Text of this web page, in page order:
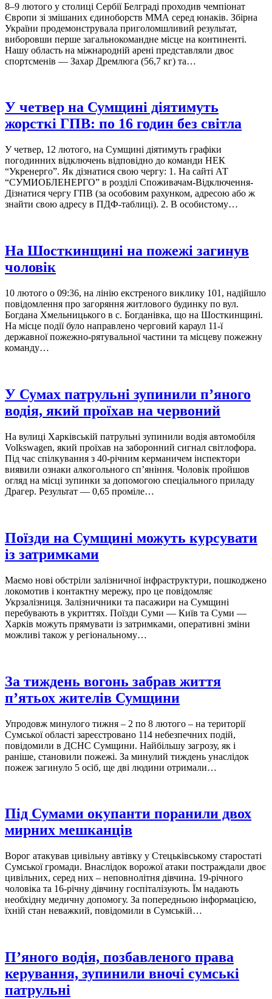
8–9 лютого у столиці Сербії Белграді проходив чемпіонат
Європи зі змішаних єдиноборств ММА серед юнаків. Збірна
України продемонструвала приголомшливий результат,
виборовши перше загальнокомандне місце на континенті.
Нашу область на міжнародній арені представляли двоє
спортсменів — Захар Дремлюга (56,7 кг) та…
У четвер на Сумщині діятимуть
жорсткі ГПВ: по 16 годин без світла
У четвер, 12 лютого, на Сумщині діятимуть графіки
погодинних відключень відповідно до команди НЕК
“Укренерго”. Як дізнатися свою чергу: 1. На сайті АТ
“СУМИОБЛЕНЕРГО” в розділі Споживачам-Відключення-
Дізнатися чергу ГПВ (за особовим рахунком, адресою або ж
знайти свою адресу в ПДФ-таблиці). 2. В особистому…
На Шосткинщині на пожежі загинув
чоловік
10 лютого о 09:36, на лінію екстреного виклику 101, надійшло
повідомлення про загоряння житлового будинку по вул.
Богдана Хмельницького в с. Богданівка, що на Шосткинщині.
На місце події було направлено черговий караул 11-ї
державної пожежно-рятувальної частини та місцеву пожежну
команду…
У Сумах патрульні зупинили п’яного
водія, який проїхав на червоний
На вулиці Харківській патрульні зупинили водія автомобіля
Volkswagen, який проїхав на заборонний сигнал світлофора.
Під час спілкування з 40-річним керманичем інспектори
виявили ознаки алкогольного сп’яніння. Чоловік пройшов
огляд на місці зупинки за допомогою спеціального приладу
Драгер. Результат — 0,65 проміле…
Поїзди на Сумщині можуть курсувати
із затримками
Маємо нові обстріли залізничної інфраструктури, пошкоджено
локомотив і контактну мережу, про це повідомляє
Укрзалізниця. Залізничники та пасажири на Сумщині
перебувають в укриттях. Поїзди Суми — Київ та Суми —
Харків можуть прямувати із затримками, оперативні зміни
можливі також у регіональному…
За тиждень вогонь забрав життя
п’ятьох жителів Сумщини
Упродовж минулого тижня – 2 по 8 лютого – на території
Сумської області зареєстровано 114 небезпечних подій,
повідомили в ДСНС Сумщини. Найбільшу загрозу, як і
раніше, становили пожежі. За минулий тиждень унаслідок
пожеж загинуло 5 осіб, ще дві людини отримали…
Під Сумами окупанти поранили двох
мирних мешканців
Ворог атакував цивільну автівку у Стецьківському старостаті
Сумської громади. Внаслідок ворожої атаки постраждали двоє
цивільних, серед них – неповнолітня дівчина. 19-річного
чоловіка та 16-річну дівчину госпіталізують. Їм надають
необхідну медичну допомогу. За попередньою інформацією,
їхній стан неважкий, повідомили в Сумській…
П’яного водія, позбавленого права
керування, зупинили вночі сумські
патрульні